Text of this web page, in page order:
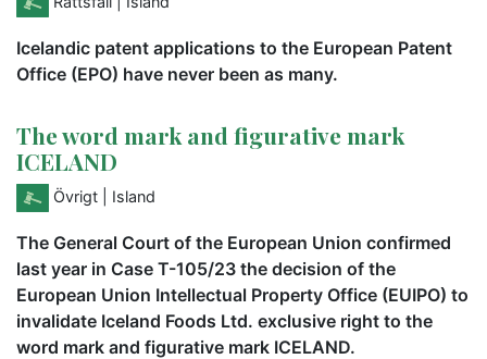
Icelandic patent applications to the European Patent
Office (EPO) have never been as many.
The word mark and figurative mark
ICELAND
Övrigt | Island
The General Court of the European Union confirmed
last year in Case T-105/23 the decision of the
European Union Intellectual Property Office (EUIPO) to
invalidate Iceland Foods Ltd. exclusive right to the
word mark and figurative mark ICELAND.